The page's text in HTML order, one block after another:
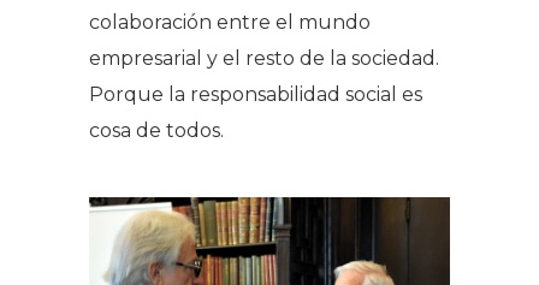
colaboración entre el mundo
empresarial y el resto de la sociedad.
Porque la responsabilidad social es
cosa de todos.